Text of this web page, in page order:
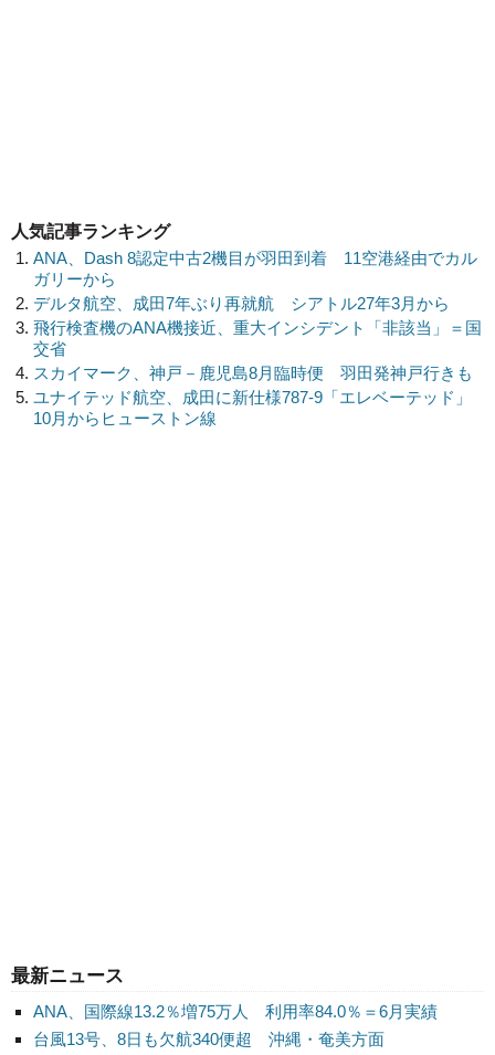
最新ニュース
ANA、国際線13.2％増75万人 利用率84.0％＝6月実績
台風13号、8日も欠航340便超 沖縄・奄美方面
人気記事ランキング
ANA、Dash 8認定中古2機目が羽田到着 11空港経由でカル
ガリーから
デルタ航空、成田7年ぶり再就航 シアトル27年3月から
飛行検査機のANA機接近、重大インシデント「非該当」＝国
交省
スカイマーク、神戸－鹿児島8月臨時便 羽田発神戸行きも
ユナイテッド航空、成田に新仕様787-9「エレベーテッド」
10月からヒューストン線